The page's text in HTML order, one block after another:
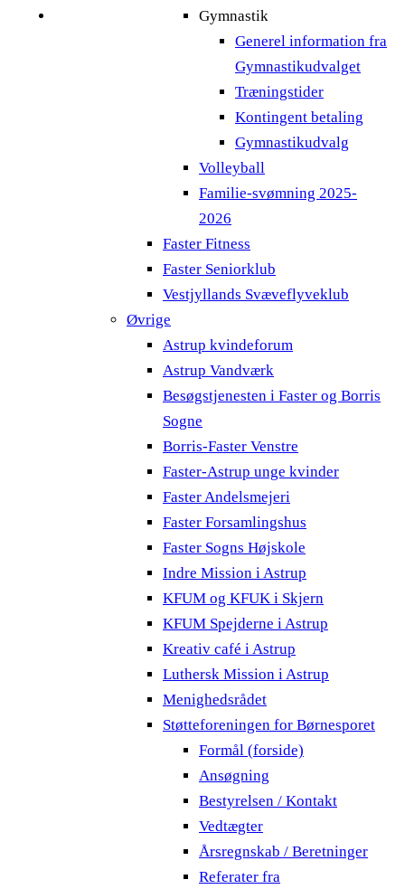
Gymnastik
Generel information fra
Gymnastikudvalget
Træningstider
Kontingent betaling
Gymnastikudvalg
Volleyball
Familie-svømning 2025-
2026
Faster Fitness
Faster Seniorklub
Vestjyllands Svæveflyveklub
Øvrige
Astrup kvindeforum
Astrup Vandværk
Besøgstjenesten i Faster og Borris
Sogne
Borris-Faster Venstre
Faster-Astrup unge kvinder
Faster Andelsmejeri
Faster Forsamlingshus
Faster Sogns Højskole
Indre Mission i Astrup
KFUM og KFUK i Skjern
KFUM Spejderne i Astrup
Kreativ café i Astrup
Luthersk Mission i Astrup
Menighedsrådet
Støtteforeningen for Børnesporet
Formål (forside)
Ansøgning
Bestyrelsen / Kontakt
Vedtægter
Årsregnskab / Beretninger
Referater fra